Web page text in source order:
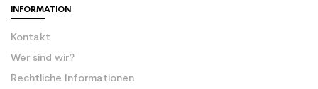
INFORMATION
Kontakt
Wer sind wir?
Rechtliche Informationen